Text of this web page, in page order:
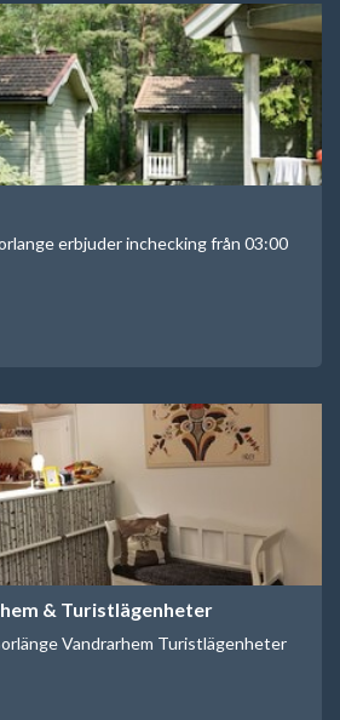
erbjuder inchecking från 03:00
& Turistlägenheter
Vandrarhem Turistlägenheter